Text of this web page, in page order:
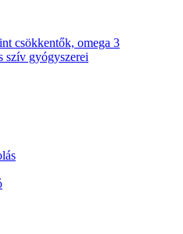
csökkentők, omega 3
szív gyógyszerei